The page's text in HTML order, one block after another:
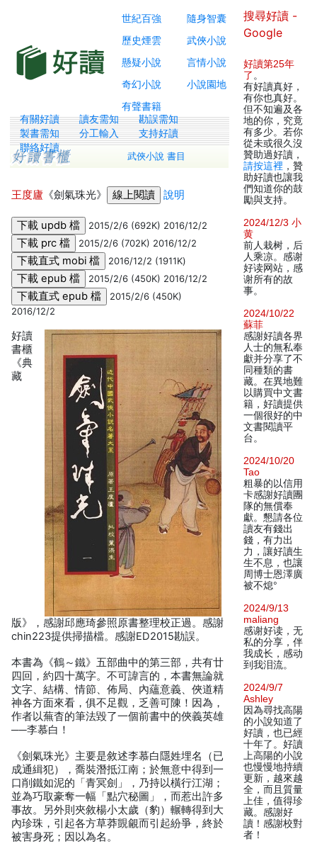
世紀百強
隨身智囊
歷史煙雲
武俠小說
懸疑小說
言情小說
奇幻小說
小說園地
有聲書籍
有關好讀 讀友需知
勘誤需知
製書需知
分工輸入
支持好讀
聯絡好讀
武俠小說 書目
王度廬 《劍氣珠光》 說明
2015/2/6 (692K) 2016/12/2
2015/2/6 (702K) 2016/12/2
2016/12/2 (1911K)
2015/2/6 (450K) 2016/12/2
2015/2/6 (450K)
2016/12/2
好讀
書櫃
《典
藏
版》，感謝邱應琦參照原書整理校正過。感謝
chin223提供掃描檔。感謝ED2015勘誤。
本書為《鶴～鐵》五部曲中的第三部，共有廿
四回，約四十萬字。不可諱言的，本書無論就
文字、結構、情節、佈局、內蘊意義、俠道精
神各方面來看，俱不足觀，乏善可陳！因為，
作者以蕪杳的筆法毀了一個前書中的俠義英雄
──李慕白！
《劍氣珠光》主要是敘述李慕白隱姓埋名（已
成通緝犯），喬裝潛抵江南；於無意中得到一
口削鐵如泥的「青冥劍」，乃持以橫行江湖；
並為巧取豪奪一幅「點穴秘圖」，而惹出許多
事故。另外則夾敘楊小太歲（豹）輾轉得到大
內珍珠，引起各方草莽覬覦而引起紛爭，終於
被害身死；因以為名。
搜尋好讀 -
Google
好讀第25年
了 。
有好讀真好，
有你也真好。
但不知遍及各
地的你，究竟
有多少。若你
從未或很久沒
贊助過好讀，
請按這裡 ，贊
助好讀也讓我
們知道你的鼓
勵與支持。
2024/12/3 小
黄
前人栽树，后
人乘凉。感谢
好读网站，感
谢所有的故
事。
2024/10/22
蘇菲
感謝好讀各界
人士的無私奉
獻并分享了不
同種類的書
藏。在異地難
以購買中文書
籍，好讀提供
一個很好的中
文書閱讀平
台。
2024/10/20
Tao
粗暴的以信用
卡感謝好讀團
隊的無償奉
獻。懇請各位
讀友有錢出
錢，有力出
力，讓好讀生
生不息，也讓
周博士恩澤廣
被不熄°
2024/9/13
maliang
感谢好读，无
私的分享，伴
我成长，感动
到我泪流。
2024/9/7
Ashley
因為尋找高陽
的小說知道了
好讀，也已經
十年了。好讀
上高陽的小說
也慢慢地持續
更新，越來越
全，而且質量
上佳，值得珍
藏。感謝好
讀！感謝校對
者！